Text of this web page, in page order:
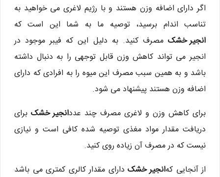
اگر دارای اضافه وزن هستند و با رژیم لاغری می خواهید به
تناسب اندام برسید، توصیه ما به شما این است که
انجیر خشک مصرف کنید. به دلیل این که فیبر موجود در
انجیر می تواند کاهش وزن قابل توجهی را به دنبال داشته
باشد و به همین سبب مصرف این میوه را به افرادی که دارای
اضافه وزن هستند پیشنهاد می شود.
برای کاهش وزن و لاغری مصرف چند عددانجیر خشک برای
دریافت مقدار مواد مغذی توصیه شده کافی است و نیازی
نیست که در مصرف آن زیاده روی کنید.
از آنجایی کهانجیر خشک دارای مقدار کالری کمتری می باشد